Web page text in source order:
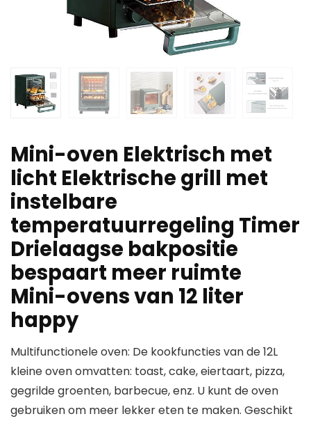
Mini-oven Elektrisch met
licht Elektrische grill met
instelbare
temperatuurregeling Timer
Drielaagse bakpositie
bespaart meer ruimte
Mini-ovens van 12 liter
happy
Multifunctionele oven: De kookfuncties van de 12L
kleine oven omvatten: toast, cake, eiertaart, pizza,
gegrilde groenten, barbecue, enz. U kunt de oven
gebruiken om meer lekker eten te maken. Geschikt